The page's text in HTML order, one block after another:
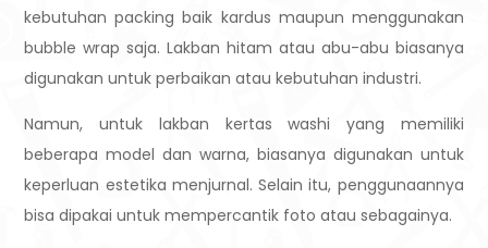
kebutuhan packing baik kardus maupun menggunakan
bubble wrap saja. Lakban hitam atau abu-abu biasanya
digunakan untuk perbaikan atau kebutuhan industri.
Namun, untuk lakban kertas washi yang memiliki
beberapa model dan warna, biasanya digunakan untuk
keperluan estetika menjurnal. Selain itu, penggunaannya
bisa dipakai untuk mempercantik foto atau sebagainya.